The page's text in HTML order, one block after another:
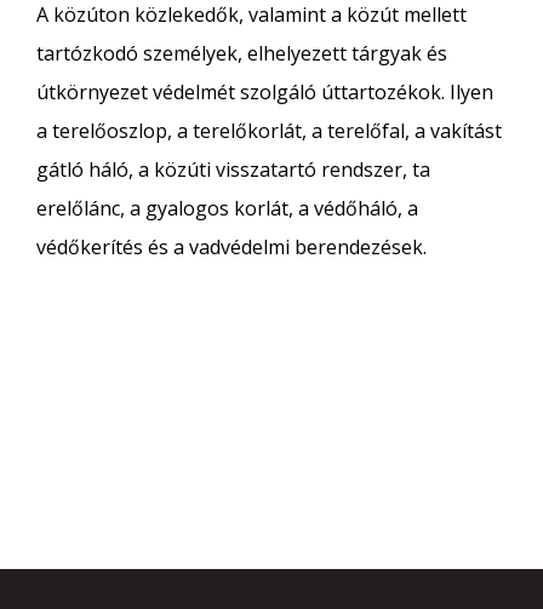
A közúton közlekedők, valamint a közút mellett
tartózkodó személyek, elhelyezett tárgyak és
útkörnyezet védelmét szolgáló úttartozékok. Ilyen
a terelőoszlop, a terelőkorlát, a terelőfal, a vakítást
gátló háló, a közúti visszatartó rendszer, ta
erelőlánc, a gyalogos korlát, a védőháló, a
védőkerítés és a vadvédelmi berendezések.